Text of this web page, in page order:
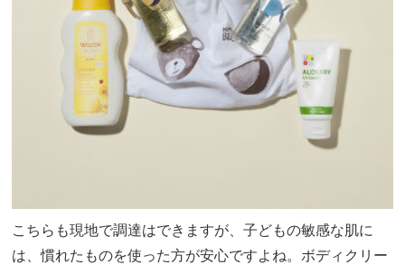
こちらも現地で調達はできますが、子どもの敏感な肌に
は、慣れたものを使った方が安心ですよね。ボディクリー